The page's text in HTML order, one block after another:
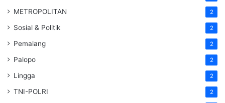
METROPOLITAN 2
Sosial & Politik 2
Pemalang 2
Palopo 2
Lingga 2
TNI-POLRI 2